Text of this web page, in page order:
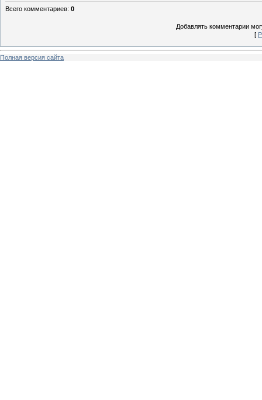
Всего комментариев: 0
Добавлять комментарии
[
Полная версия сайта